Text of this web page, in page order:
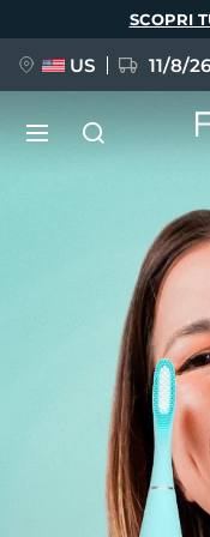
SCOPRI
US 11/8/26
FAQ™ Pure
BREAKING NEWS
issa™ Teeth
Français